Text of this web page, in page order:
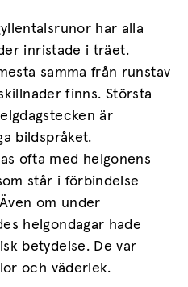
har alla
inristade i träet.
samma från runstav
finns. Största
är
bildspråket.
ofta med helgonens
står i förbindelse
om under
helgondagar hade
betydelse. De var
och väderlek.